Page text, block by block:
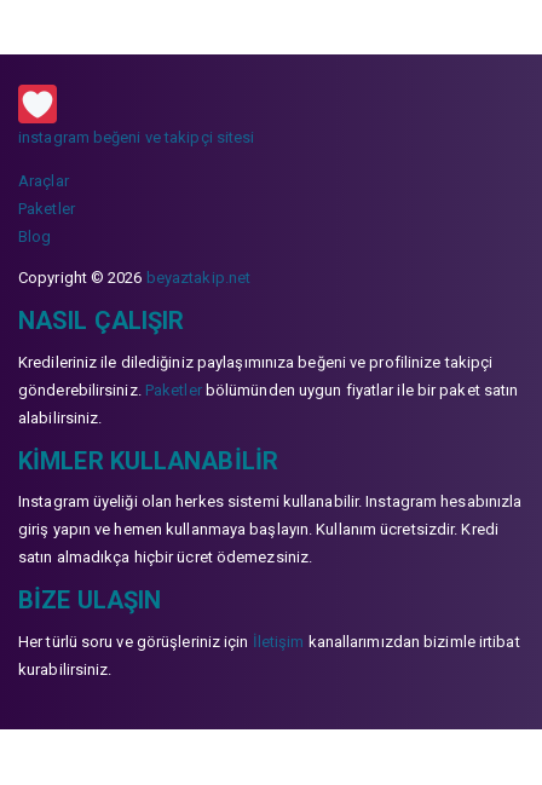
instagram beğeni ve takipçi sitesi
Araçlar
Paketler
Blog
Copyright © 2026 beyaztakip.net
NASIL ÇALIŞIR
Kredileriniz ile dilediğiniz paylaşımınıza beğeni ve profilinize takipçi
gönderebilirsiniz. Paketlerbölümünden uygun fiyatlar ile bir paket satın
alabilirsiniz.
KIMLER KULLANABILIR
Instagram üyeliği olan herkes sistemi kullanabilir. Instagram hesabınızla
giriş yapın ve hemen kullanmaya başlayın. Kullanım ücretsizdir. Kredi
satın almadıkça hiçbir ücret ödemezsiniz.
BIZE ULAŞIN
Her türlü soru ve görüşleriniz için İletişim kanallarımızdan bizimle irtibat
kurabilirsiniz.